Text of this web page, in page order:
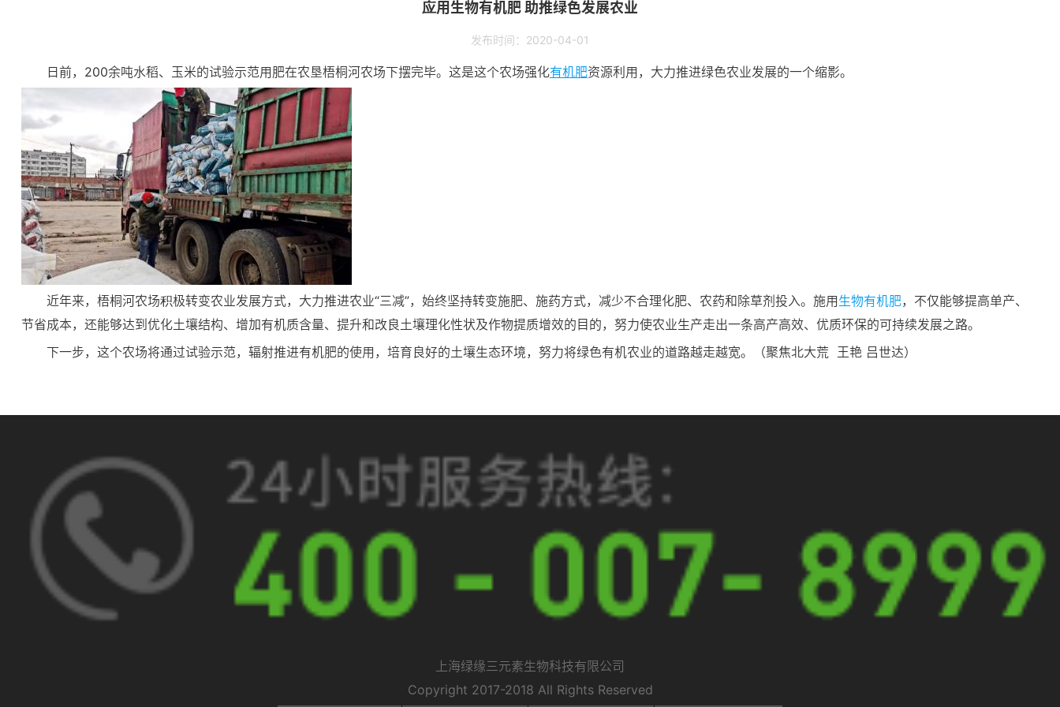
应用生物有机肥 助推绿色发展农业
发布时间：2020-04-01
日前，200余吨水稻、玉米的试验示范用肥在农垦梧桐河农场下摆完毕。这是这个农场强化有机肥资源利用，大力推进绿色农业发展的一个缩影。
近年来，梧桐河农场积极转变农业发展方式，大力推进农业“三减”，始终坚持转变施肥、施药方式，减少不合理化肥、农药和除草剂投入。施用生物有机肥，不仅能够提高单产、
节省成本，还能够达到优化土壤结构、增加有机质含量、提升和改良土壤理化性状及作物提质增效的目的，努力使农业生产走出一条高产高效、优质环保的可持续发展之路。
下一步，这个农场将通过试验示范，辐射推进有机肥的使用，培育良好的土壤生态环境，努力将绿色有机农业的道路越走越宽。（聚焦北大荒 王艳 吕世达）
上海绿缘三元素生物科技有限公司
Copyright 2017-2018 All Rights Reserved